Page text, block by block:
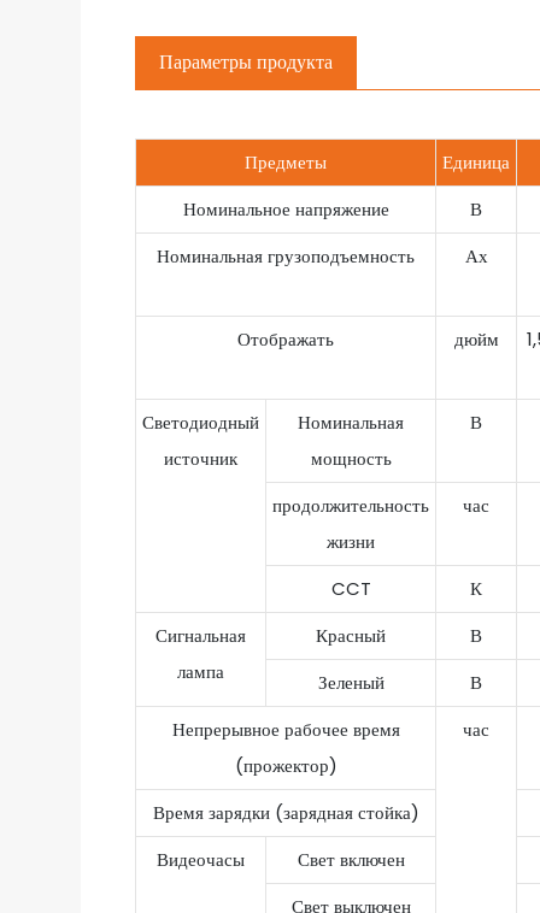
Параметры продукта
Предметы Единица
Номинальное напряжение
В
Номинальная грузоподъемность
Ах
Отображать
дюйм
Светодиодный
источник
Номинальная
мощность
В
продолжительность
жизни
час
CCT К
Сигнальная
лампа
Красный В
Зеленый
В
Непрерывное рабочее время
(прожектор)
час
Время зарядки (зарядная стойка)
Видеочасы
Свет включен
Свет выключен